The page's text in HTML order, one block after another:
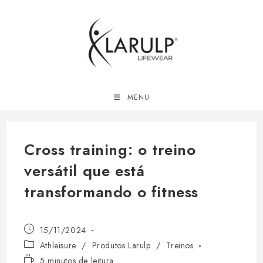
MENU
Cross training: o treino
versátil que está
transformando o fitness
Post
publicado:
15/11/2024
Categoria
do
Athleisure / Produtos Larulp / Treinos
Tempo5 minutos de leitura